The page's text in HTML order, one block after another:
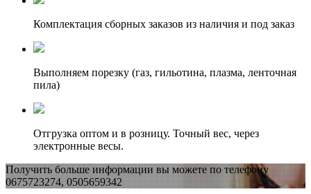
Комплектация сборных заказов из наличия и под заказ
Выполняем порезку (газ, гильотина, плазма, ленточная
пила)
Отгрузка оптом и в розницу. Точный вес, через
электронные весы.
Получить больше информации вы можете по телефону
0675723274, 0505659342